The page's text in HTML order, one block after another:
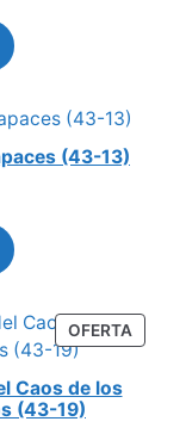
(43-13)
OFERTA
EN
Caos de los
(43-19)